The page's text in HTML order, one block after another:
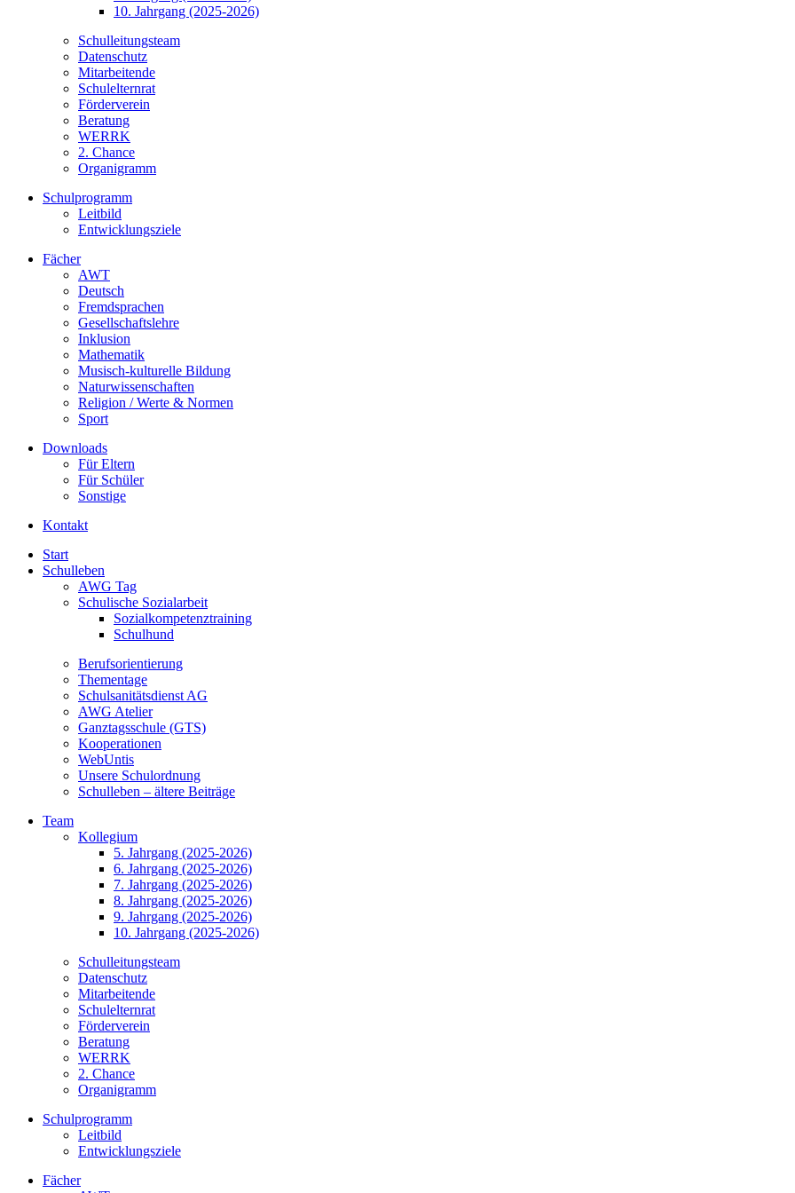
10. Jahrgang (2025-2026)
Schulleitungsteam
Datenschutz
Mitarbeitende
Schulelternrat
Förderverein
Beratung
WERRK
2. Chance
Organigramm
Schulprogramm
Leitbild
Entwicklungsziele
Fächer
AWT
Deutsch
Fremdsprachen
Gesellschaftslehre
Inklusion
Mathematik
Musisch-kulturelle Bildung
Naturwissenschaften
Religion / Werte & Normen
Sport
Downloads
Für Eltern
Für Schüler
Sonstige
Kontakt
Start
Schulleben
AWG Tag
Schulische Sozialarbeit
Sozialkompetenztraining
Schulhund
Berufsorientierung
Thementage
Schulsanitätsdienst AG
AWG Atelier
Ganztagsschule (GTS)
Kooperationen
WebUntis
Unsere Schulordnung
Schulleben – ältere Beiträge
Team
Kollegium
5. Jahrgang (2025-2026)
6. Jahrgang (2025-2026)
7. Jahrgang (2025-2026)
8. Jahrgang (2025-2026)
9. Jahrgang (2025-2026)
10. Jahrgang (2025-2026)
Schulleitungsteam
Datenschutz
Mitarbeitende
Schulelternrat
Förderverein
Beratung
WERRK
2. Chance
Organigramm
Schulprogramm
Leitbild
Entwicklungsziele
Fächer